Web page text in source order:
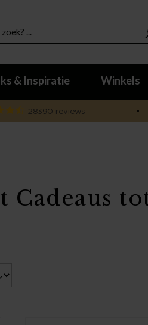
& Inspiratie Winkels
Cadeaus